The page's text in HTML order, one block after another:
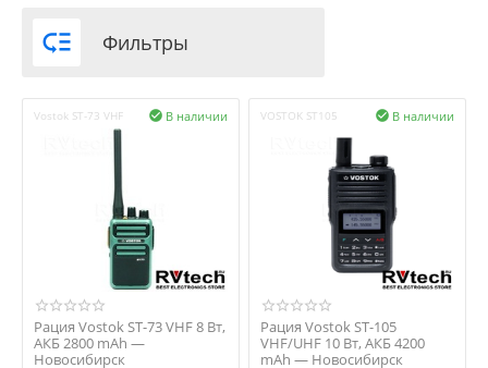
 Фильтры
Vostok ST-73 VHF В наличии

Рация Vostok ST-73 VHF 8 Вт,
АКБ 2800 mAh —
Новосибирск
VOSTOK ST105 В наличии

Рация Vostok ST-105
VHF/UHF 10 Вт, АКБ 4200
mAh — Новосибирск